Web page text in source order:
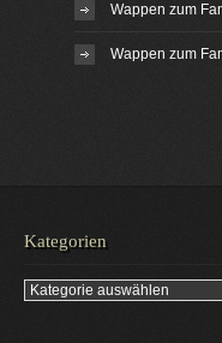
Wappen zum
Wappen zum
Kategorien
Kategorien